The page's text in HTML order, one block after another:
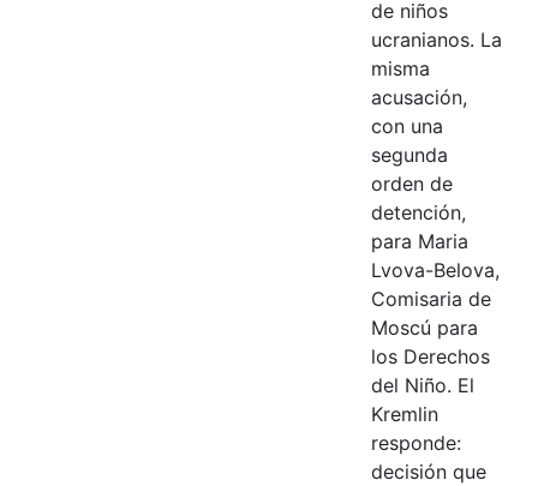
de niños
ucranianos. La
misma
acusación,
con una
segunda
orden de
detención,
para Maria
Lvova-Belova,
Comisaria de
Moscú para
los Derechos
del Niño. El
Kremlin
responde:
decisión que